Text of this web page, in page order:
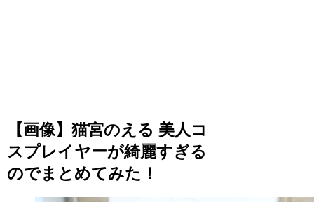
【画像】猫宮のえる 美人コ
スプレイヤーが綺麗すぎる
のでまとめてみた！